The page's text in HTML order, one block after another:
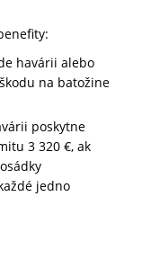
havárii alebo
na batožine
poskytne
3 320 €, ak
jedno